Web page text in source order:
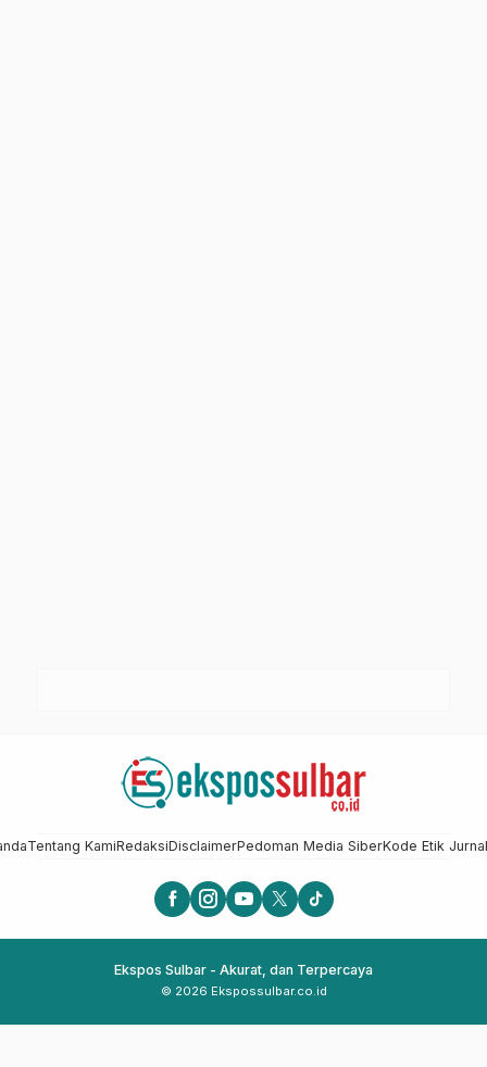
Tentang KamiRedaksiDisclaimerPedoman Media SiberKode Etik
Ekspos Sulbar - Akurat, dan Terpercaya
© 2026 Ekspossulbar.co.id